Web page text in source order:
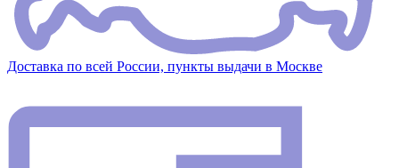
Доставка по всей России, пункты выдачи в Москве